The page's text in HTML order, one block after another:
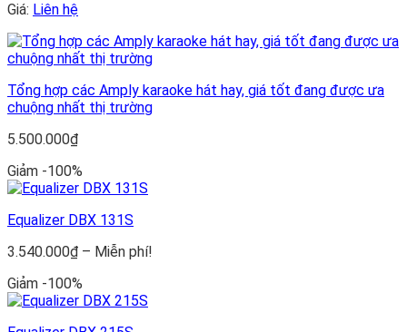
Giá: Liên hệ
Tổng hợp các Amply karaoke hát hay, giá tốt đang được ưa
chuộng nhất thị trường
5.500.000₫
Giảm -100%
Equalizer DBX 131S
3.540.000₫ – Miễn phí!
Giảm -100%